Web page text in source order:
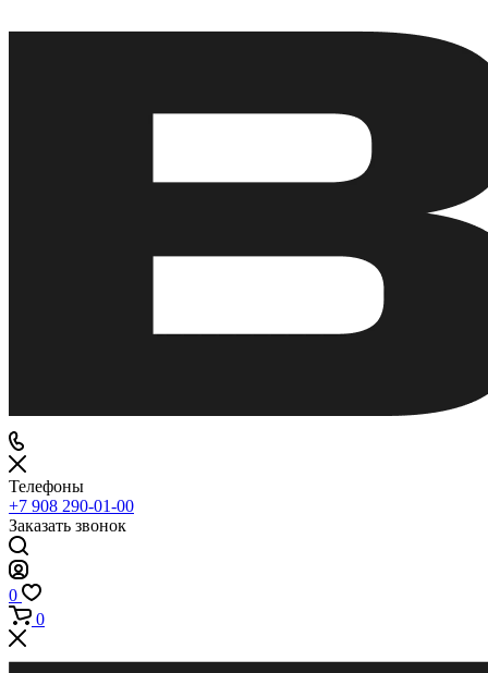
Телефоны
+7 908 290-01-00
Заказать звонок
0
0